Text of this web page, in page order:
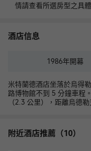
情請查看所選房型之具
酒店信息
1986年開幕
米特蘭德酒店坐落於烏得
路博物館不到 5 分鐘車程
（2.3 公里），距離烏德
其他特色包括免費 WiFi、
Restaurant Vlonders餐廳
附近酒店推薦（10）